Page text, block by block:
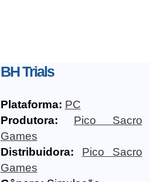
BH Trials
Plataforma: PC
Produtora:
Pico Sacro
Games
Distribuidora:
Pico Sacro
Games